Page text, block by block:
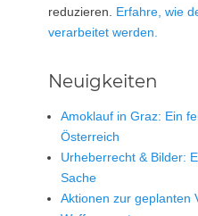
reduzieren. Erfahre, wie
verarbeitet werden.
Neuigkeiten
Amoklauf in Graz: Ein
Österreich
Urheberrecht & Bilder:
Sache
Aktionen zur geplanten